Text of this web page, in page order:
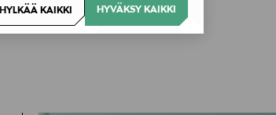
HYLKÄÄ KAIKKI HYVÄKSY KAIKKI